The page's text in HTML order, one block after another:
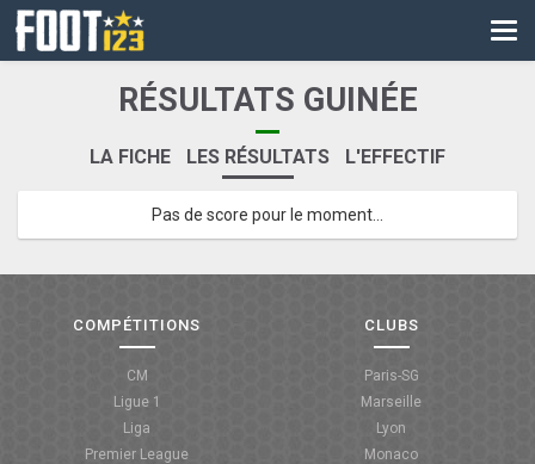
CM
LES DIRECTS
RÉSULTATS GUINÉE
LA FICHE LES RÉSULTATS L'EFFECTIF
Pas de score pour le moment...
COMPÉTITIONS
CM
Ligue 1
Liga
Premier League
CLUBS
Paris-SG
Marseille
Lyon
Monaco